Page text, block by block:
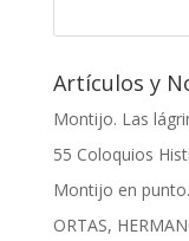
Artículos y
Montijo. Las
55 Coloquios
Montijo en
ORTAS,